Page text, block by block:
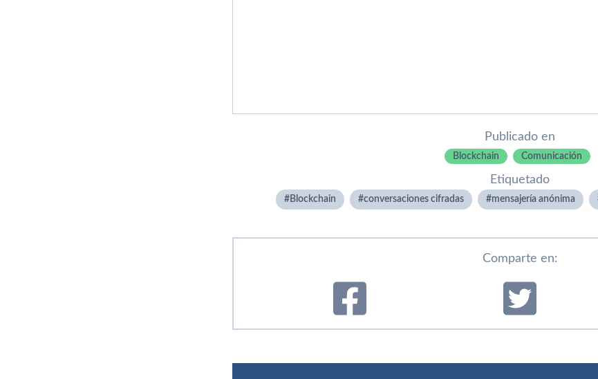
Publicado en
Blockchain Comunicación
Etiquetado
Blockchain conversaciones cifradas mensajería anónima
Comparte en: